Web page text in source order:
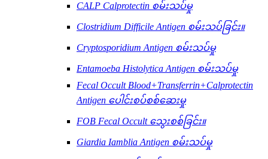
CALP Calprotectin စမ်းသပ်မှု
Clostridium Difficile Antigen စမ်းသပ်ခြင်း။
Cryptosporidium Antigen စမ်းသပ်မှု
Entamoeba Histolytica Antigen စမ်းသပ်မှု
Fecal Occult Blood+Transferrin+Calprotectin
Antigen ပေါင်းစပ်စစ်ဆေးမှု
FOB Fecal Occult သွေးစစ်ခြင်း။
Giardia Iamblia Antigen စမ်းသပ်မှု